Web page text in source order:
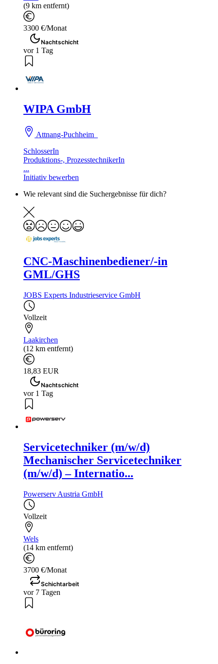
(9 km entfernt)
3300 €/Monat
Nachtschicht
vor 1 Tag
WIPA GmbH
Attnang-Puchheim
SchlosserIn
Produktions-, ProzesstechnikerIn
...
Initiativ bewerben
Wie relevant sind die Suchergebnisse für dich?
CNC-Maschinenbediener/-in
GML/GHS
JOBS Experts Industrieservice GmbH
Vollzeit
Laakirchen
(12 km entfernt)
18,83 EUR
Nachtschicht
vor 1 Tag
Servicetechniker (m/w/d)
Mechanischer Servicetechniker
(m/w/d) – Internatio...
Powerserv Austria GmbH
Vollzeit
Wels
(14 km entfernt)
3700 €/Monat
Schichtarbeit
vor 7 Tagen